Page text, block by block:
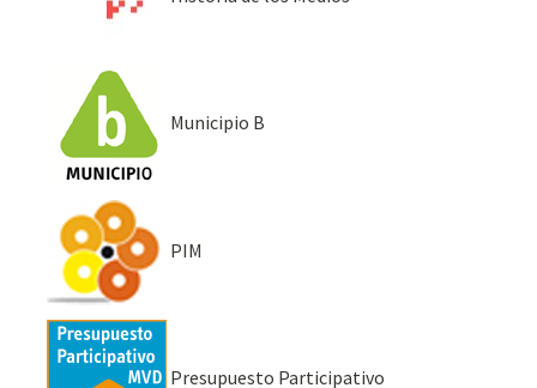
Municipio B
PIM
Presupuesto Participativo